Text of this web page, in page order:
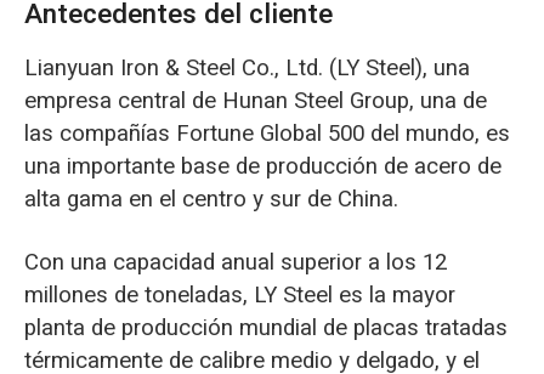
Antecedentes del cliente
Lianyuan Iron & Steel Co., Ltd. (LY Steel), una
empresa central de Hunan Steel Group, una de
las compañías Fortune Global 500 del mundo, es
una importante base de producción de acero de
alta gama en el centro y sur de China.
Con una capacidad anual superior a los 12
millones de toneladas, LY Steel es la mayor
planta de producción mundial de placas tratadas
térmicamente de calibre medio y delgado, y el